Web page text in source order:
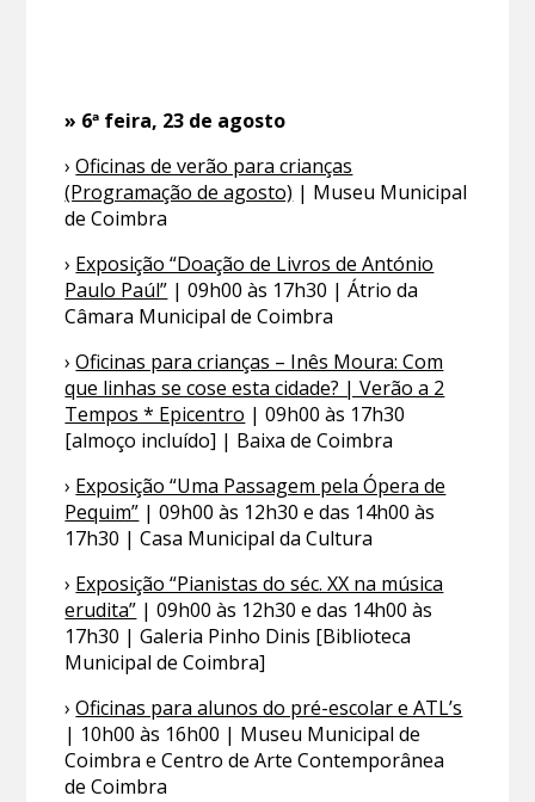
» 6ª feira, 23 de agosto
›Oficinas de verão para crianças
(Programação de agosto) | Museu Municipal
de Coimbra
› Exposição “Doação de Livros de António
Paulo Paúl” | 09h00 às 17h30 | Átrio da
Câmara Municipal de Coimbra
›Oficinas para crianças – Inês Moura: Com
que linhas se cose esta cidade? | Verão a 2
Tempos * Epicentro | 09h00 às 17h30
[almoço incluído] | Baixa de Coimbra
› Exposição “Uma Passagem pela Ópera de
Pequim” | 09h00 às 12h30 e das 14h00 às
17h30 | Casa Municipal da Cultura
› Exposição “Pianistas do séc. XX na música
erudita” | 09h00 às 12h30 e das 14h00 às
17h30 | Galeria Pinho Dinis [Biblioteca
Municipal de Coimbra]
›Oficinas para alunos do pré-escolar e ATL’s
| 10h00 às 16h00 | Museu Municipal de
Coimbra e Centro de Arte Contemporânea
de Coimbra